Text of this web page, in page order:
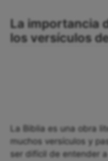
La importancia
los versículos
La Biblia es una obra
muchos versículos y
ser difícil de entender